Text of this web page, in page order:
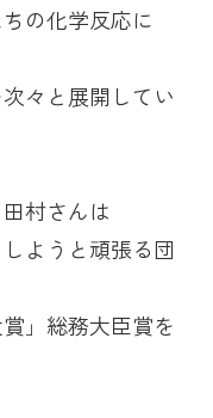
の化学反応に
々と展開してい
村さんは
ようと頑張る団
」総務大臣賞を